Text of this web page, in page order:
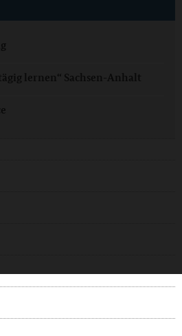
lernen“ Sachsen-Anhalt